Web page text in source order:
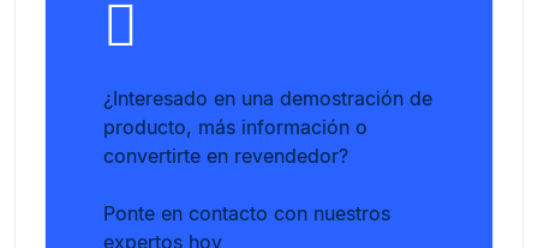
¿Interesado en una demostración de
producto, más información o
convertirte en revendedor?
Ponte en contacto con nuestros
expertos hoy